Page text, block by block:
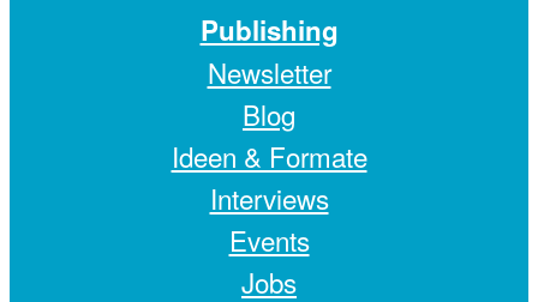
Publishing
Newsletter
Blog
Ideen & Formate
Interviews
Events
Jobs